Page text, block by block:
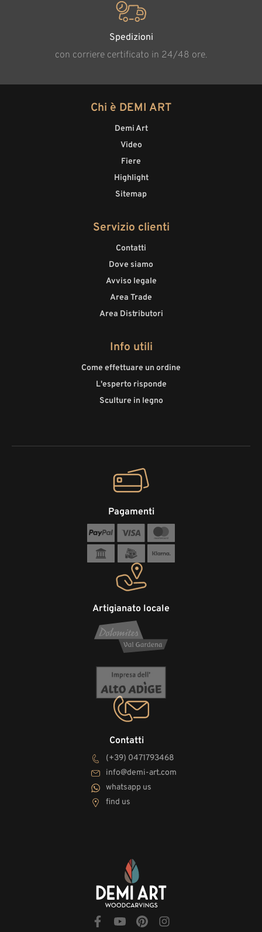
Spedizioni
con corriere certificato in 24/48 ore.
Chi è DEMI ART
Demi Art
Video
Fiere
Highlight
Sitemap
Servizio clienti
Contatti
Dove siamo
Avviso legale
Area Trade
Area Distributori
Info utili
Come effettuare un ordine
L'esperto risponde
Sculture in legno
Contatti
(+39) 0471793468
info@demi-art.com
whatsapp us
find us
Artigianato locale
Pagamenti